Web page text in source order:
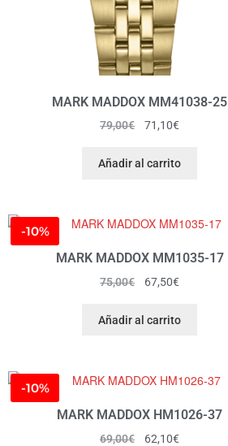
MARK MADDOX MM41038-25
79,00€ 71,10€
Añadir al carrito
-10%
MARK MADDOX MM1035-17
75,00€ 67,50€
Añadir al carrito
-10%
MARK MADDOX HM1026-37
69,00€ 62,10€